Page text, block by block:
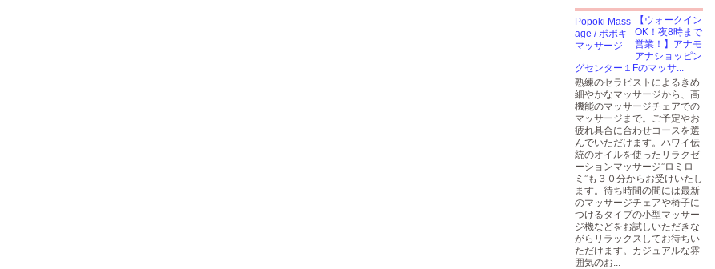
【ウォークイン
OK！夜8時まで
営業！】アナモ
アナショッピン
グセンター１Fのマッサ...
熟練のセラピストによるきめ
細やかなマッサージから、高
機能のマッサージチェアでの
マッサージまで。ご予定やお
疲れ具合に合わせコースを選
んでいただけます。ハワイ伝
統のオイルを使ったリラクゼ
ーションマッサージ”ロミロ
ミ”も３０分からお受けいたし
ます。待ち時間の間には最新
のマッサージチェアや椅子に
つけるタイプの小型マッサー
ジ機などをお試しいただきな
がらリラックスしてお待ちい
ただけます。カジュアルな雰
囲気のお...